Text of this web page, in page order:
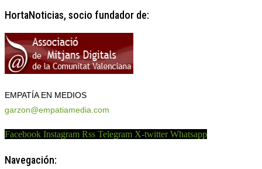
HortaNoticias, socio fundador de:
EMPATÍA EN MEDIOS
garzon@empatiamedia.com
Facebook Instagram Rss Telegram X-twitter Whatsapp
Navegación: